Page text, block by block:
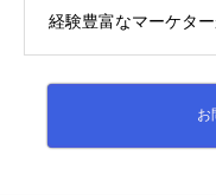
経験豊富なマーケター
お